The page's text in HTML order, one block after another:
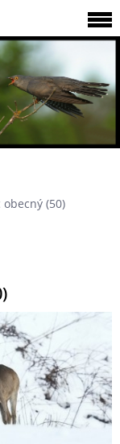
obecný (50)